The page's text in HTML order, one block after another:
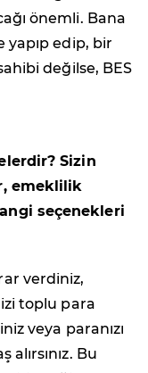
önemli. Bana
edip, bir
değilse, BES
Sizin
emeklilik
seçenekleri
verdiniz,
toplu para
veya paranızı
Bu